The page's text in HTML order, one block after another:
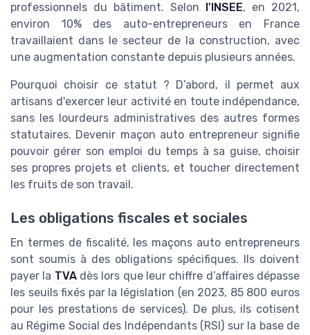
professionnels du bâtiment. Selon l'INSEE, en 2021,
environ 10% des auto-entrepreneurs en France
travaillaient dans le secteur de la construction, avec
une augmentation constante depuis plusieurs années.
Pourquoi choisir ce statut ? D’abord, il permet aux
artisans d'exercer leur activité en toute indépendance,
sans les lourdeurs administratives des autres formes
statutaires. Devenir maçon auto entrepreneur signifie
pouvoir gérer son emploi du temps à sa guise, choisir
ses propres projets et clients, et toucher directement
les fruits de son travail.
Les obligations fiscales et sociales
En termes de fiscalité, les maçons auto entrepreneurs
sont soumis à des obligations spécifiques. Ils doivent
payer la TVAdès lors que leur chiffre d’affaires dépasse
les seuils fixés par la législation (en 2023, 85 800 euros
pour les prestations de services). De plus, ils cotisent
au Régime Social des Indépendants (RSI) sur la base de